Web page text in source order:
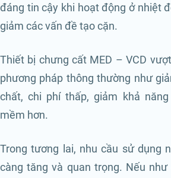
đáng tin cậy khi hoạt động ở nhiệt
giảm các vấn đề tạo cặn.
Thiết bị chưng cất MED – VCD
phương pháp thông thường như
chất, chi phí thấp, giảm khả
mềm hơn.
Trong tương lai, nhu cầu sử dụng
càng tăng và quan trọng. Nếu như